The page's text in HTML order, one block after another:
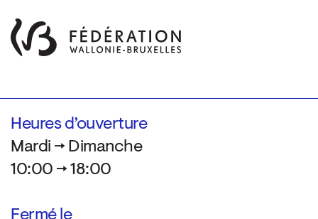
Heures d’ouverture
Mardi → Dimanche
10:00 → 18:00
Fermé le